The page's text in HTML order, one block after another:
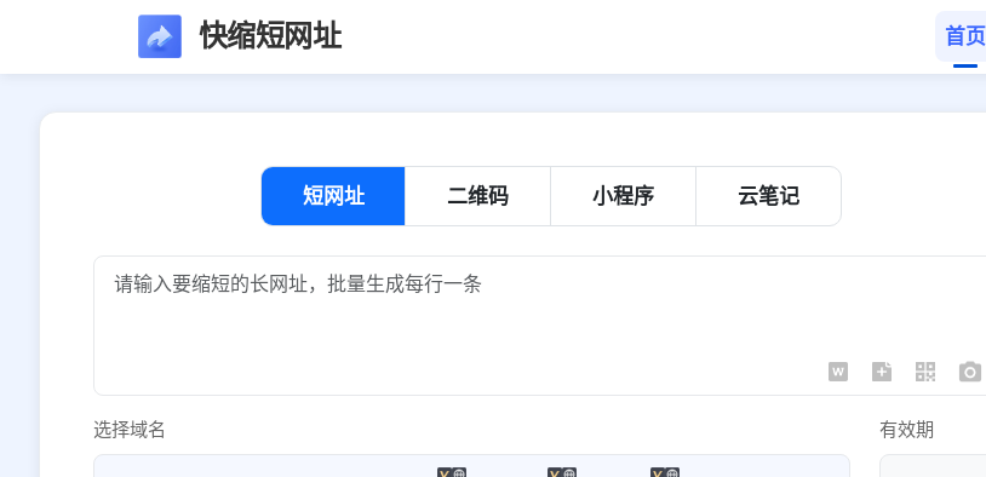
快缩短网址 首页
短网址 二维码 小程序 云笔记
选择域名 有效期